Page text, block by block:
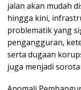
jalan akan mudah
hingga kini,
problematik yang
pengangguran,
serta dugaan
juga menjadi